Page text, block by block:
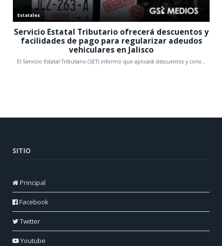
SITIO
Principal
Facebook
Twitter
Youtube